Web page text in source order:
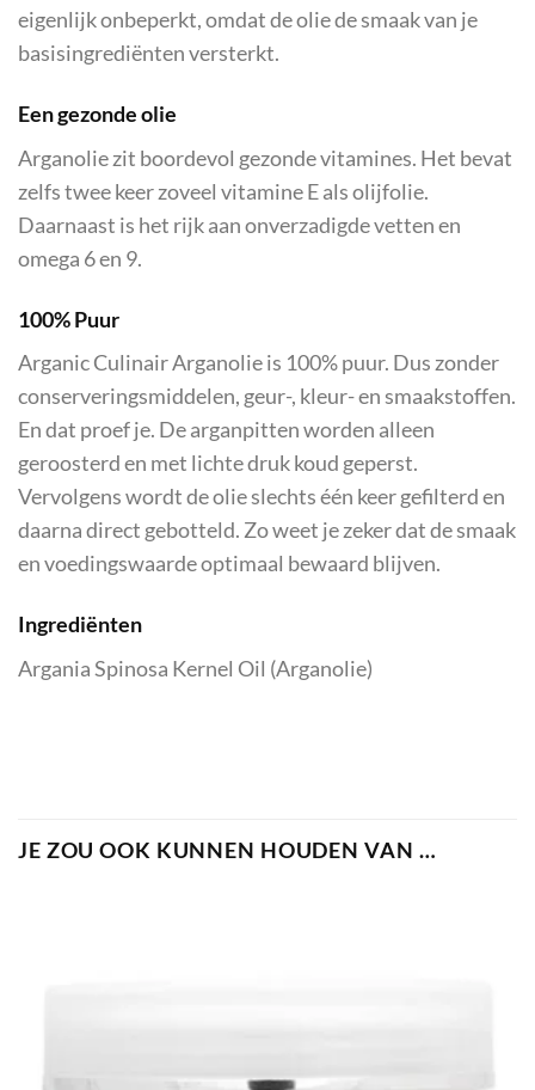
eigenlijk onbeperkt, omdat de olie de smaak van je
basisingrediënten versterkt.
Een gezonde olie
Arganolie zit boordevol gezonde vitamines. Het bevat
zelfs twee keer zoveel vitamine E als olijfolie.
Daarnaast is het rijk aan onverzadigde vetten en
omega 6 en 9.
100% Puur
Arganic Culinair Arganolie is 100% puur. Dus zonder
conserveringsmiddelen, geur-, kleur- en smaakstoffen.
En dat proef je. De arganpitten worden alleen
geroosterd en met lichte druk koud geperst.
Vervolgens wordt de olie slechts één keer gefilterd en
daarna direct gebotteld. Zo weet je zeker dat de smaak
en voedingswaarde optimaal bewaard blijven.
Ingrediënten
Argania Spinosa Kernel Oil (Arganolie)
JE ZOU OOK KUNNEN HOUDEN VAN …